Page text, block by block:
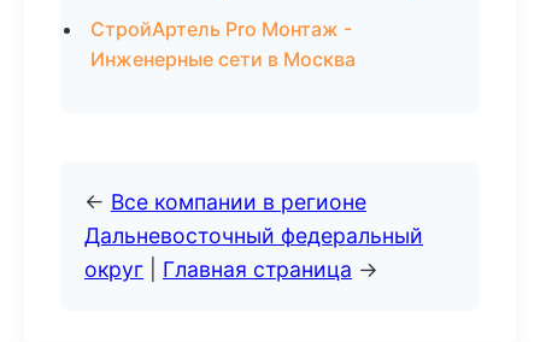
СтройАртель Pro Монтаж -
Инженерные сети в Москва
← Все компании в регионе
Дальневосточный федеральный
округ
Главная страница →